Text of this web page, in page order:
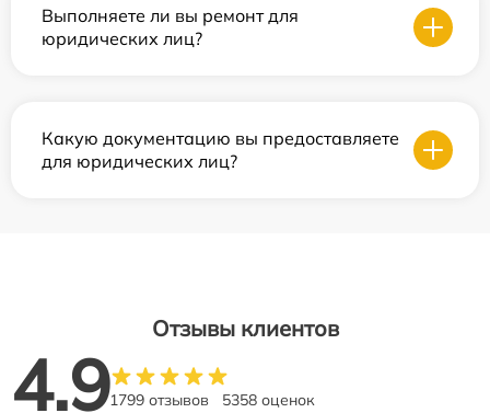
Выполняете ли вы ремонт для
юридических лиц?
Какую документацию вы предоставляете
для юридических лиц?
Отзывы клиентов
4.91799 отзывов 5358 оценок